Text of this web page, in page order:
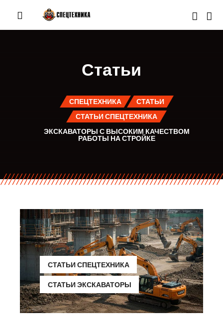
Статьи
СПЕЦТЕХНИКА
СТАТЬИ
СТАТЬИ СПЕЦТЕХНИКА
ЭКСКАВАТОРЫ С ВЫСОКИМ КАЧЕСТВОМ
РАБОТЫ НА СТРОЙКЕ
СТАТЬИ СПЕЦТЕХНИКА
СТАТЬИ ЭКСКАВАТОРЫ